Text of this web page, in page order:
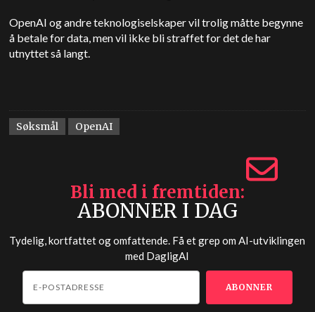
OpenAI og andre teknologiselskaper vil trolig måtte begynne
å betale for data, men vil ikke bli straffet for det de har
utnyttet så langt.
Søksmål OpenAI
Bli med i fremtiden
ABONNER I DAG
Tydelig, kortfattet og omfattende. Få et grep om AI-utviklingen
med DagligAI